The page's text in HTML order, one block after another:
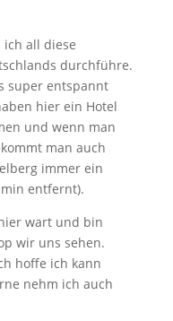
ich all diese
durchführe.
super entspannt
hier ein Hotel
und wenn man
man auch
immer ein
entfernt).
wart und bin
wir uns sehen.
hoffe ich kann
nehm ich auch